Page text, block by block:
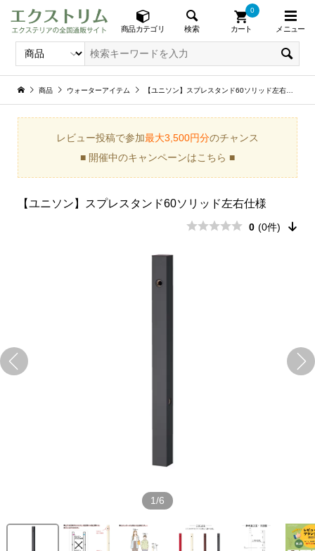
商品カテゴリ 検索 カート
0
メニュー
商品 ウォーターアイテム 【ユニソン】スプレスタンド60ソリッド左右仕様
レビュー投稿で参加最大3,500円分のチャンス
■ 開催中のキャンペーンはこちら ■
【ユニソン】スプレスタンド60ソリッド左右仕様
0 (0件)
1/6